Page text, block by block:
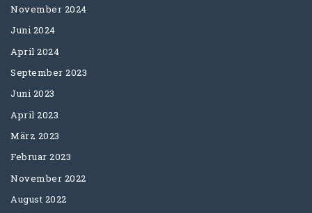
November 2024
Juni 2024
April 2024
September 2023
Juni 2023
April 2023
März 2023
Februar 2023
November 2022
August 2022